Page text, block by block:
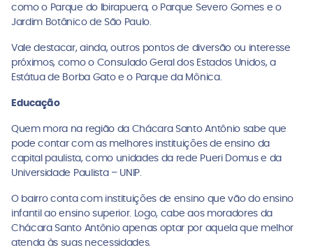
como o Parque do Ibirapuera, o Parque Severo Gomes e o
Jardim Botânico de São Paulo.
Vale destacar, ainda, outros pontos de diversão ou interesse
próximos, como o Consulado Geral dos Estados Unidos, a
Estátua de Borba Gato e o Parque da Mônica.
Educação
Quem mora na região da Chácara Santo Antônio sabe que
pode contar com as melhores instituições de ensino da
capital paulista, como unidades da rede Pueri Domus e da
Universidade Paulista – UNIP.
O bairro conta com instituições de ensino que vão do ensino
infantil ao ensino superior. Logo, cabe aos moradores da
Chácara Santo Antônio apenas optar por aquela que melhor
atenda às suas necessidades.